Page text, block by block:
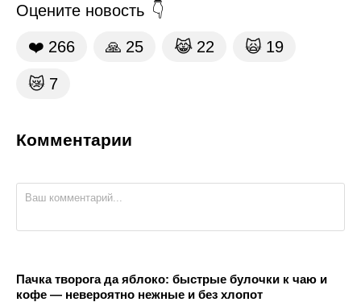
Оцените новость
❤️ 266 🙏 25 😹 22 🙀 19
😿 7
Комментарии
Пачка творога да яблоко: быстрые булочки к чаю и
кофе — невероятно нежные и без хлопот